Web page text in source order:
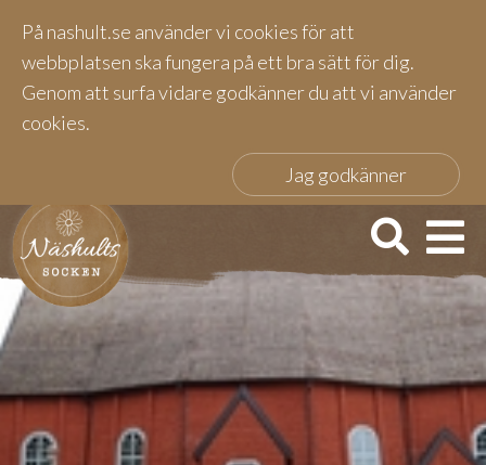
På nashult.se använder vi cookies för att
webbplatsen ska fungera på ett bra sätt för dig.
Genom att surfa vidare godkänner du att vi använder
cookies.
Jag godkänner